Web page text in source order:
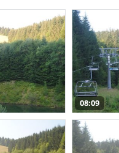
08:09